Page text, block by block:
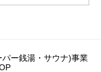
ー銭湯・サウナ)事業